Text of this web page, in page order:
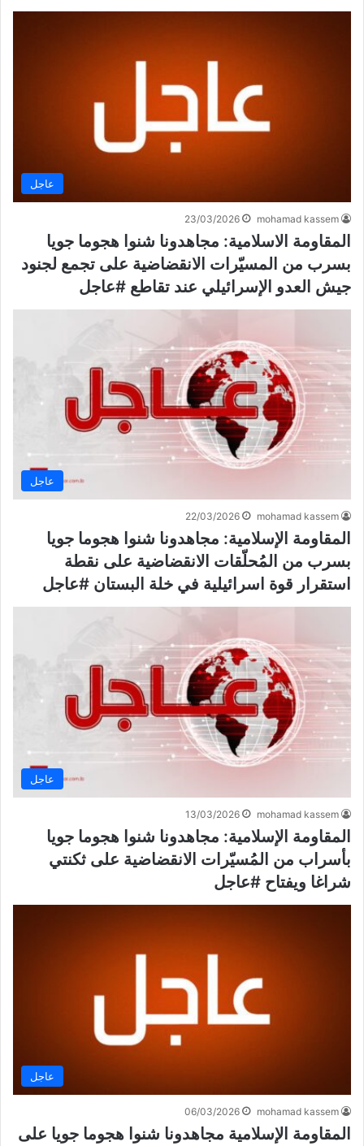
عاجل
mohamad kassem
23/03/2026
المقاومة الاسلامية: مجاهدونا شنوا هجوما جويا
بسرب من المسيّرات الانقضاضية على تجمع لجنود
جيش العدو الإسرائيلي عند تقاطع #عاجل
عاجل
mohamad kassem
22/03/2026
المقاومة الإسلامية: مجاهدونا شنوا هجوما جويا
بسرب من المُحلّقات الانقضاضية على نقطة
استقرار قوة اسرائيلية في خلة البستان #عاجل
عاجل
mohamad kassem
13/03/2026
المقاومة الإسلامية:‏ مجاهدونا شنوا هجوما جويا
بأسراب من المُسيّرات الانقضاضية على ثكنتي
شراغا ويفتاح #عاجل
عاجل
mohamad kassem
06/03/2026
المقاومة الإسلامية مجاهدونا شنوا هجوما جويا على